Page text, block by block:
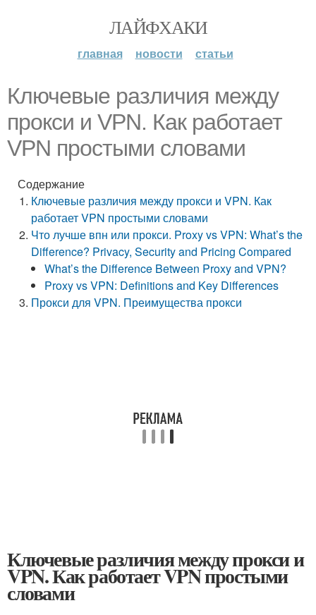
ЛАЙФХАКИ
главная новости статьи
Ключевые различия между
прокси и VPN. Как работает
VPN простыми словами
Содержание
Ключевые различия между прокси и VPN. Как
работает VPN простыми словами
Что лучше впн или прокси. Proxy vs VPN: What’s the
Difference? Privacy, Security and Pricing Compared
What’s the Difference Between Proxy and VPN?
Proxy vs VPN: Definitions and Key Differences
Прокси для VPN. Преимущества прокси
Ключевые различия между прокси и
VPN. Как работает VPN простыми
словами